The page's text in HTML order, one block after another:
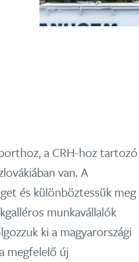
a CRH-hoz tartozó
van. A
és különböztessük meg
munkavállalók
ki a magyarországi
megfelelő új